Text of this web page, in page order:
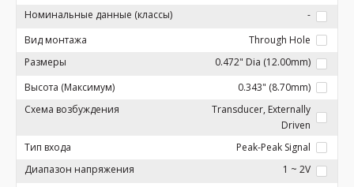
Номинальные данные (классы)
-
Вид монтажа
Through Hole
Размеры
0.472" Dia (12.00mm)
Высота (Максимум)
0.343" (8.70mm)
Схема возбуждения
Transducer, Externally
Driven
Тип входа
Peak-Peak Signal
Диапазон напряжения
1 ~ 2V